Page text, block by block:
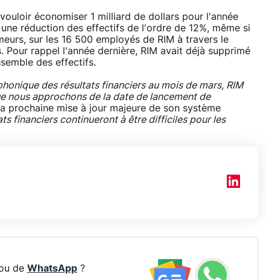
économiser 1 milliard de dollars pour l'année
réduction des effectifs de l'ordre de 12%, même si
sur les 16 500 employés de RIM à travers le
rappel l'année dernière, RIM avait déjà supprimé
des effectifs.
des résultats financiers au mois de mars, RIM
nous approchons de la date de lancement de
prochaine mise à jour majeure de son système
financiers continueront à être difficiles pour les
de WhatsApp?